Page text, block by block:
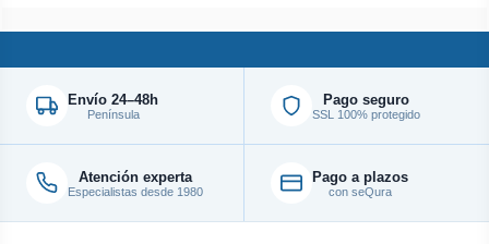
Envío 24–48h
Península
Pago seguro
SSL 100% protegido
Atención experta
Especialistas desde 1980
Pago a plazos
con seQura